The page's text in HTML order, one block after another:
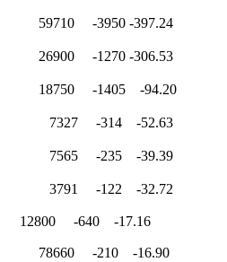
-3950 -397.24
-1270 -306.53
-1405 -94.20
-314 -52.63
-235 -39.39
-122 -32.72
-640 -17.16
78660 -210 -16.90